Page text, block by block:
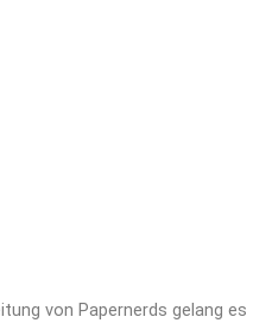
von Papernerds gelang es